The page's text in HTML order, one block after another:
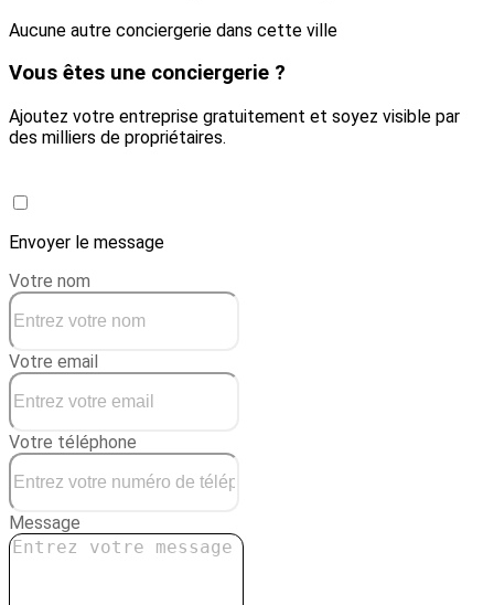
Aucune autre conciergerie dans cette ville
Vous êtes une conciergerie ?
Ajoutez votre entreprise gratuitement et soyez visible par
des milliers de propriétaires.
Envoyer le message
Votre nom
Votre email
Votre téléphone
Message